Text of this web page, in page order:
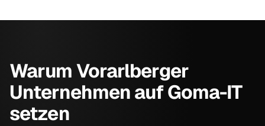
Warum Vorarlberger
Unternehmen auf Goma-IT
setzen